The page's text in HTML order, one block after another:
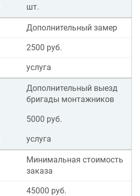
шт.
Дополнительный замер
2500 руб.
услуга
Дополнительный выезд
бригады монтажников
5000 руб.
услуга
Минимальная стоимость
заказа
45000 руб.